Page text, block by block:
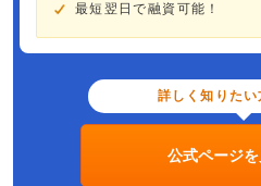
最短翌日で融資可能！
詳しく知りたい
公式ページ